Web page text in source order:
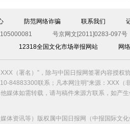
防范网络诈骗 联系我们
号京网文[2011]0283-097号
12318全国文化市场举报网站 网
（署名）”，除与中国日报网签署内容授权
84883300联系；凡本网注明“来源：XXX（
媒体如需转载，请与稿件来源方联系，如产生
体资讯等）版权属中国日报网（中报国际文